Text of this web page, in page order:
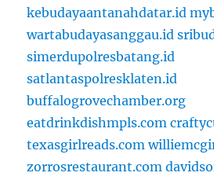
kebudayaantanahdatar.id
wartabudayasanggau.id
simerdupolresbatang.id
satlantaspolresklaten.id
buffalogrovechamber.org
eatdrinkdishmpls.com
texasgirlreads.com
zorrosrestaurant.com